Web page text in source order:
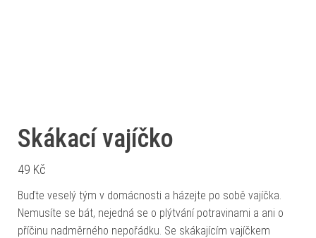
Skákací vajíčko
49 Kč
Buďte veselý tým v domácnosti a házejte po sobě vajíčka.
Nemusíte se bát, nejedná se o plýtvání potravinami a ani o
příčinu nadměrného nepořádku. Se skákajícím vajíčkem